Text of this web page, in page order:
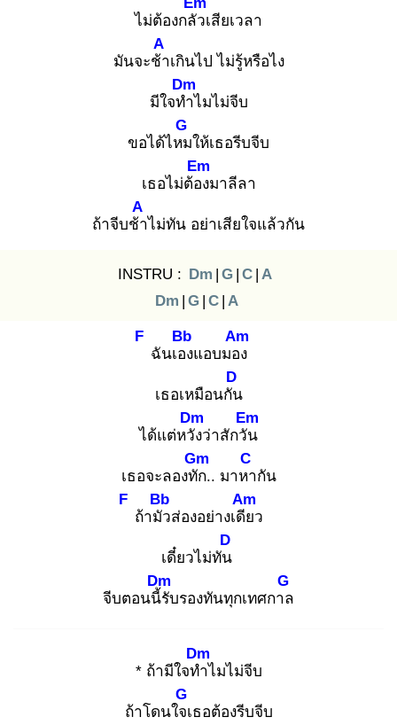
ไม่ต้องกลัวเสียเวลา
มันจะช้า
A
เกินไป ไม่รู้หรือไง
มีใจทำ
Dm
ไมไม่จีบ
ขอได้ไหม
G
ให้เธอรีบจีบ
เธอไม่ต้อง
Em
มาลีลา
ถ้าจีบช้า
A
ไม่ทัน อย่าเสียใจแล้วกัน
INSTRU : Dm | G | C | A
Dm | G | C | A
F
ฉันเอง
Bb
แอบมอง
Am
เธอเหมือนกัน
D
ได้แต่หวัง
Dm
ว่าสักวัน
Em
เธอจะลองทัก
Gm
.. มาหา
C
กัน
F
ถ้ามัว
Bb
ส่องอย่างเดีย
Am
ว
เดี๋ยวไม่ทัน
D
จีบตอนนี้รั
Dm
บรองทันทุกเทศกาล
G
* ถ้ามีใจทำ
Dm
ไมไม่จีบ
ถ้าโดนใจเ
G
ธอต้องรีบจีบ